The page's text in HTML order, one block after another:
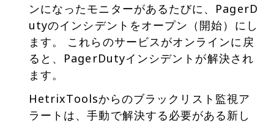
ンになったモニターがあるたびに、PagerD
utyのインシデントをオープン（開始）にし
ます。 これらのサービスがオンラインに戻
ると、PagerDutyインシデントが解決され
ます。
HetrixToolsからのブラックリスト監視ア
ラートは、手動で解決する必要がある新し